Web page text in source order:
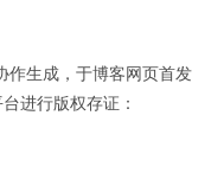
作生成，于博客网页首发
进行版权存证：